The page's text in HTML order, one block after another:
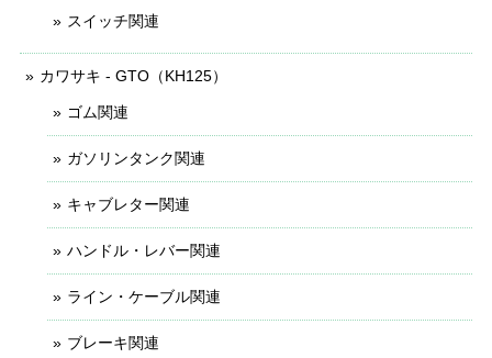
スイッチ関連
カワサキ - GTO（KH125）
ゴム関連
ガソリンタンク関連
キャブレター関連
ハンドル・レバー関連
ライン・ケーブル関連
ブレーキ関連